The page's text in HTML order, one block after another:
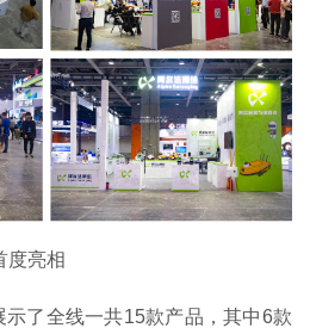
度亮相
了全线一共15款产品，其中6款